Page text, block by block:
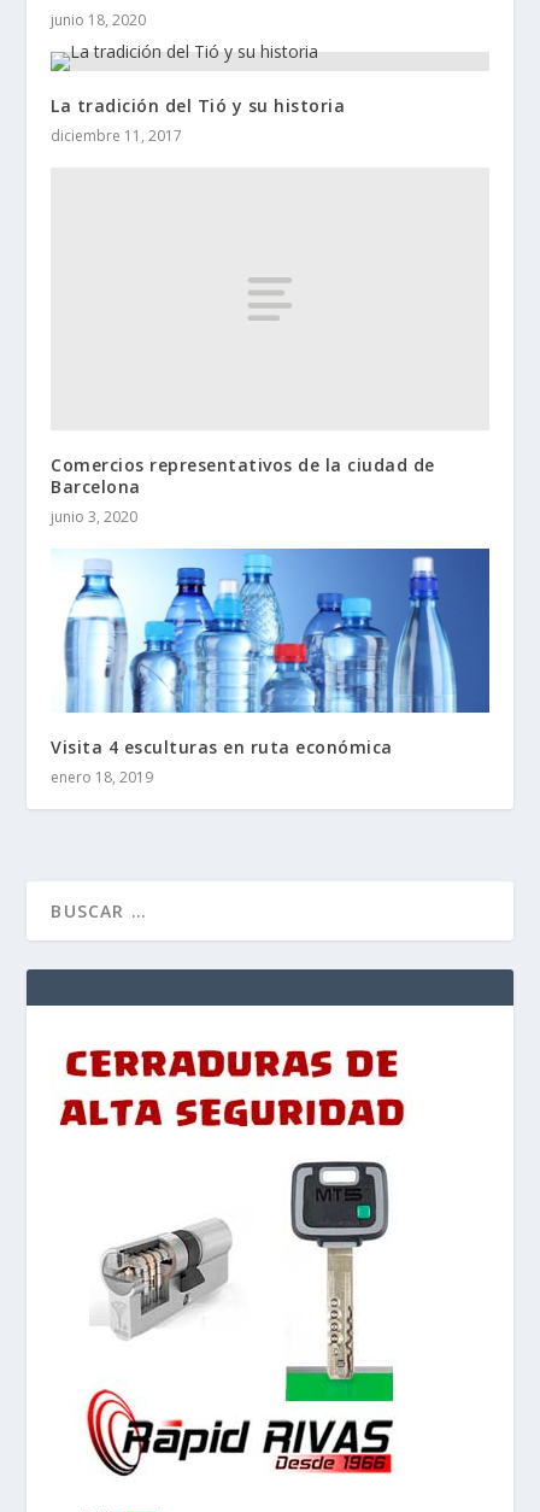
junio 18, 2020
La tradición del Tió y su historia
diciembre 11, 2017
Comercios representativos de la ciudad de
Barcelona
junio 3, 2020
Visita 4 esculturas en ruta económica
enero 18, 2019